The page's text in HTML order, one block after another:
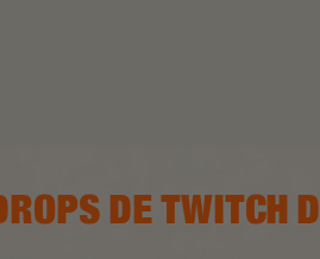
DE TWITCH